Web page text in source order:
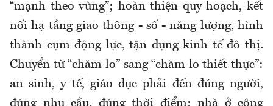
“mạnh theo vùng”; hoàn thiện quy hoạch, kết
nối hạ tầng giao thông - số - năng lượng, hình
thành cụm động lực, tận dụng kinh tế đô thị.
Chuyển từ “chăm lo” sang “chăm lo thiết thực”:
an sinh, y tế, giáo dục phải đến đúng người,